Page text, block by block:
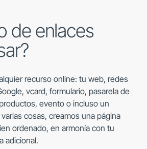
de enlaces
recurso online: tu web, redes
vcard, formulario, pasarela de
evento o incluso un
cosas, creamos una página
ordenado, en armonía con tu
adicional.